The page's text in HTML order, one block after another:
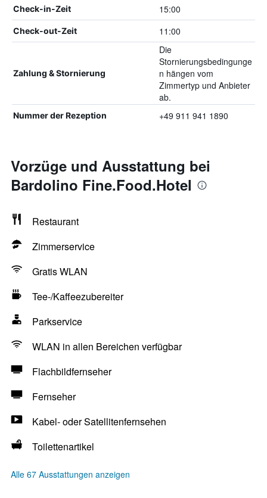
Check-in-Zeit 15:00
Check-out-Zeit 11:00
Zahlung & Stornierung
Die
Stornierungsbedingunge
n hängen vom
Zimmertyp und Anbieter
ab.
Nummer der Rezeption +49 911 941 1890
Vorzüge und Ausstattung bei
Bardolino Fine.Food.Hotel
Restaurant
Zimmerservice
Gratis WLAN
Tee-/Kaffeezubereiter
Parkservice
WLAN in allen Bereichen verfügbar
Flachbildfernseher
Fernseher
Kabel- oder Satellitenfernsehen
Toilettenartikel
Alle 67 Ausstattungen anzeigen